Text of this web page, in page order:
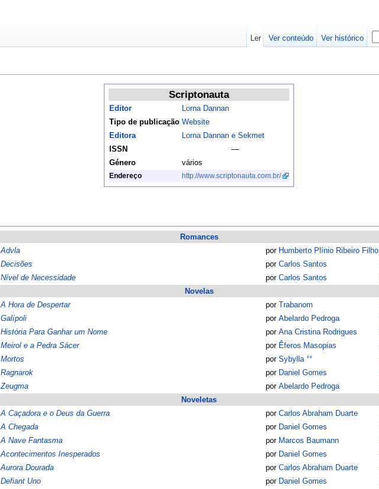
Scriptonauta
Editor
Lorna Dannan
Tipo de publicação Website
Editora
Lorna Dannan e Sekmet
ISSN
—
Género
vários
Endereço http://www.scriptonauta.com.br/
Romances
Advla
por Humberto Plínio Ribeiro Filho
Decisões
por Carlos Santos
Nível de Necessidade
por Carlos Santos
Novelas
A Hora de Despertar
por Trabanom
Galípoli
por Abelardo Pedroga
História Para Ganhar um Nome
por Ana Cristina Rodrigues
Meirol e a Pedra Sácer
por Êferos Masopias
Mortos
por Sybylla °°
Ragnarok
por Daniel Gomes
Zeugma
por Abelardo Pedroga
Noveletas
A Caçadora e o Deus da Guerra
por Carlos Abraham Duarte
A Chegada
por Daniel Gomes
A Nave Fantasma
por Marcos Baumann
Acontecimentos Inesperados
por Daniel Gomes
Aurora Dourada
por Carlos Abraham Duarte
Defiant Uno
por Daniel Gomes
Ler Ver conteúdo Ver histórico